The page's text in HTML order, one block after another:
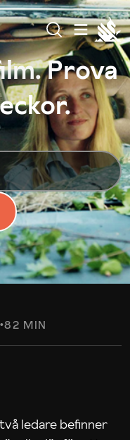
Prova
82 MIN
ledare befinner